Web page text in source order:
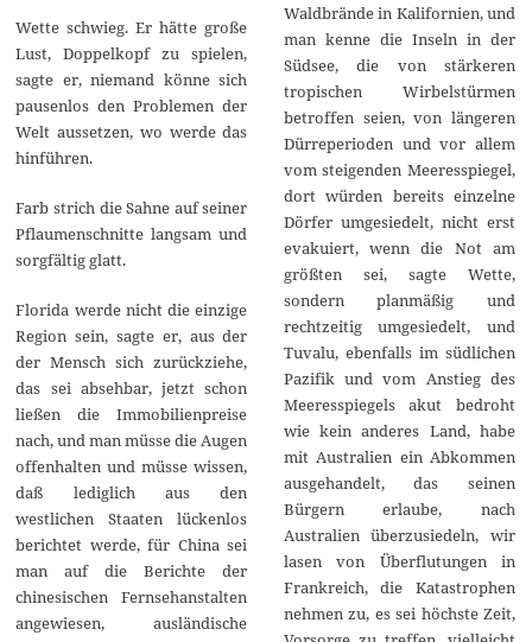
Wette schwieg. Er hätte große
Lust, Doppelkopf zu spielen,
sagte er, niemand könne sich
pausenlos den Problemen der
Welt aussetzen, wo werde das
hinführen.
Farb strich die Sahne auf seiner
Pflaumenschnitte langsam und
sorgfältig glatt.
Florida werde nicht die einzige
Region sein, sagte er, aus der
der Mensch sich zurückziehe,
das sei absehbar, jetzt schon
ließen die Immobilienpreise
nach, und man müsse die Augen
offenhalten und müsse wissen,
daß lediglich aus den
westlichen Staaten lückenlos
berichtet werde, für China sei
man auf die Berichte der
chinesischen Fernsehanstalten
angewiesen, ausländische
Waldbrände in Kalifornien, und
man kenne die Inseln in der
Südsee, die von stärkeren
tropischen Wirbelstürmen
betroffen seien, von längeren
Dürreperioden und vor allem
vom steigenden Meeresspiegel,
dort würden bereits einzelne
Dörfer umgesiedelt, nicht erst
evakuiert, wenn die Not am
größten sei, sagte Wette,
sondern planmäßig und
rechtzeitig umgesiedelt, und
Tuvalu, ebenfalls im südlichen
Pazifik und vom Anstieg des
Meeresspiegels akut bedroht
wie kein anderes Land, habe
mit Australien ein Abkommen
ausgehandelt, das seinen
Bürgern erlaube, nach
Australien überzusiedeln, wir
lasen von Überflutungen in
Frankreich, die Katastrophen
nehmen zu, es sei höchste Zeit,